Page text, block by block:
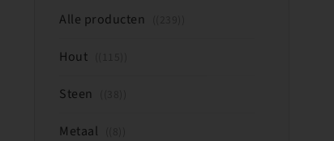
Alle producten
Hout
Steen
Metaal